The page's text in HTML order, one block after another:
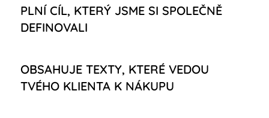
PLNÍ CÍL, KTERÝ JSME SI SPOLEČNĚ
DEFINOVALI
OBSAHUJE TEXTY, KTERÉ VEDOU
TVÉHO KLIENTA K NÁKUPU